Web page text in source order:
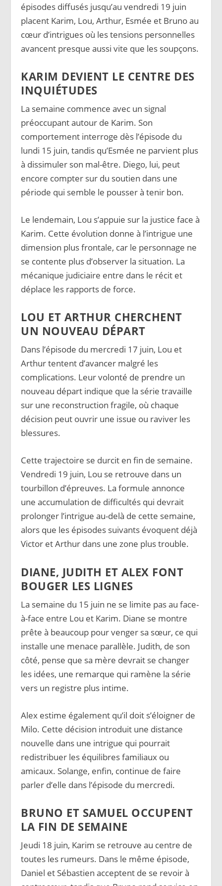
épisodes diffusés jusqu’au vendredi 19 juin
placent Karim, Lou, Arthur, Esmée et Bruno au
cœur d’intrigues où les tensions personnelles
avancent presque aussi vite que les soupçons.
KARIM DEVIENT LE CENTRE DES
INQUIÉTUDES
La semaine commence avec un signal
préoccupant autour de Karim. Son
comportement interroge dès l’épisode du
lundi 15 juin, tandis qu’Esmée ne parvient plus
à dissimuler son mal-être. Diego, lui, peut
encore compter sur du soutien dans une
période qui semble le pousser à tenir bon.
Le lendemain, Lou s’appuie sur la justice face à
Karim. Cette évolution donne à l’intrigue une
dimension plus frontale, car le personnage ne
se contente plus d’observer la situation. La
mécanique judiciaire entre dans le récit et
déplace les rapports de force.
LOU ET ARTHUR CHERCHENT
UN NOUVEAU DÉPART
Dans l’épisode du mercredi 17 juin, Lou et
Arthur tentent d’avancer malgré les
complications. Leur volonté de prendre un
nouveau départ indique que la série travaille
sur une reconstruction fragile, où chaque
décision peut ouvrir une issue ou raviver les
blessures.
Cette trajectoire se durcit en fin de semaine.
Vendredi 19 juin, Lou se retrouve dans un
tourbillon d’épreuves. La formule annonce
une accumulation de difficultés qui devrait
prolonger l’intrigue au-delà de cette semaine,
alors que les épisodes suivants évoquent déjà
Victor et Arthur dans une zone plus trouble.
DIANE, JUDITH ET ALEX FONT
BOUGER LES LIGNES
La semaine du 15 juin ne se limite pas au face-
à-face entre Lou et Karim. Diane se montre
prête à beaucoup pour venger sa sœur, ce qui
installe une menace parallèle. Judith, de son
côté, pense que sa mère devrait se changer
les idées, une remarque qui ramène la série
vers un registre plus intime.
Alex estime également qu’il doit s’éloigner de
Milo. Cette décision introduit une distance
nouvelle dans une intrigue qui pourrait
redistribuer les équilibres familiaux ou
amicaux. Solange, enfin, continue de faire
parler d’elle dans l’épisode du mercredi.
BRUNO ET SAMUEL OCCUPENT
LA FIN DE SEMAINE
Jeudi 18 juin, Karim se retrouve au centre de
toutes les rumeurs. Dans le même épisode,
Daniel et Sébastien acceptent de se revoir à